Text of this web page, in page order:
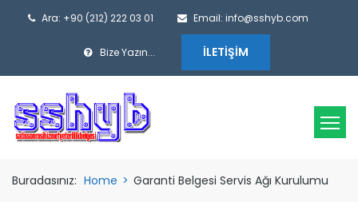
Ara: +90 (212) 222 03 01 Email: info@sshyb.com
Bize Yazın... İLETIŞIM
Buradasınız: Home > Garanti Belgesi Servis Ağı Kurulumu